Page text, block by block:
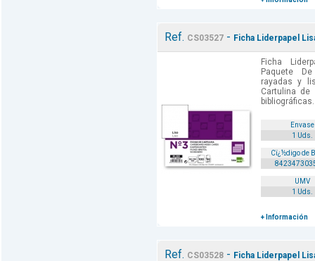
Ref. CS03527- Ficha Liderpapel
Ficha
Paquete
rayadas y
Cartulina
bibliográficas.
Envase
1 Uds.
Cï¿½digo de
UMV
1 Uds.
+ Información
Ref. CS03528- Ficha Liderpapel